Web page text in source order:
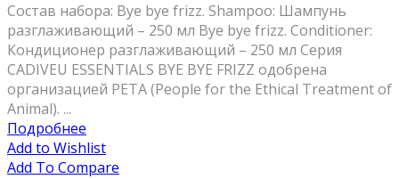
Состав набора: Bye bye frizz. Shampoo: Шампунь
разглаживающий – 250 мл Bye bye frizz. Conditioner:
Кондиционер разглаживающий – 250 мл Серия
CADIVEU ESSENTIALS BYE BYE FRIZZ одобрена
организацией PETA (People for the Ethical Treatment of
Animal). ...
Подробнее
Add to Wishlist
Add To Compare